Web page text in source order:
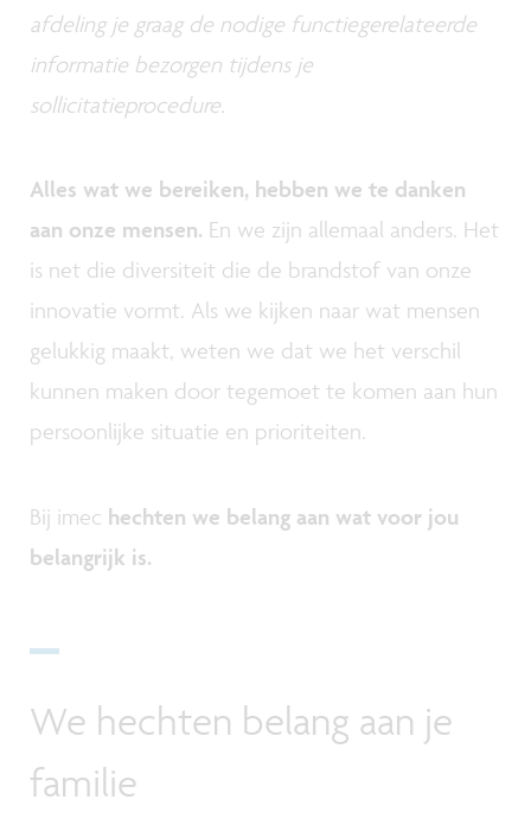
afdeling je graag de nodige functiegerelateerde
informatie bezorgen tijdens je
sollicitatieprocedure.
Alles wat we bereiken, hebben we te danken
aan onze mensen. En we zijn allemaal anders. Het
is net die diversiteit die de brandstof van onze
innovatie vormt. Als we kijken naar wat mensen
gelukkig maakt, weten we dat we het verschil
kunnen maken door tegemoet te komen aan hun
persoonlijke situatie en prioriteiten.
Bij imec hechten we belang aan wat voor jou
belangrijk is.
We hechten belang aan je
familie